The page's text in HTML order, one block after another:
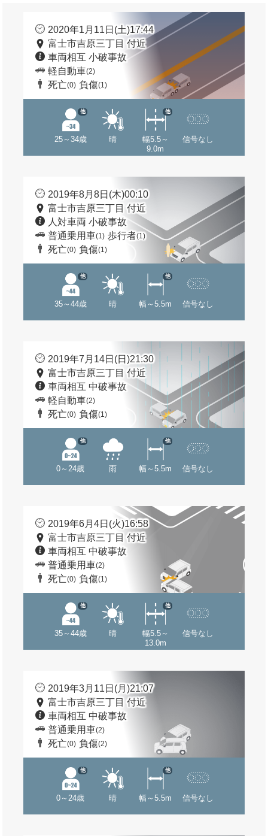
2020年1月11日(土)17:44
富士市吉原三丁目 付近
車両相互 小破事故
軽自動車(2)
死亡(0) 負傷(1)
25～34歳
他
晴
幅5.5～
9.0m
他
信号なし
2019年8月8日(木)00:10
富士市吉原三丁目 付近
人対車両 小破事故
普通乗用車(1) 歩行者(1)
死亡(0) 負傷(1)
35～44歳
他
晴 幅～5.5m
他
信号なし
2019年7月14日(日)21:30
富士市吉原三丁目 付近
車両相互 中破事故
軽自動車(2)
死亡(0) 負傷(1)
0～24歳
他
雨 幅～5.5m
他
信号なし
2019年6月4日(火)16:58
富士市吉原三丁目 付近
車両相互 中破事故
普通乗用車(2)
死亡(0) 負傷(1)
35～44歳
他
晴
幅5.5～
13.0m
他
信号なし
2019年3月11日(月)21:07
富士市吉原三丁目 付近
車両相互 中破事故
普通乗用車(2)
死亡(0) 負傷(2)
0～24歳
他
晴 幅～5.5m
他
信号なし